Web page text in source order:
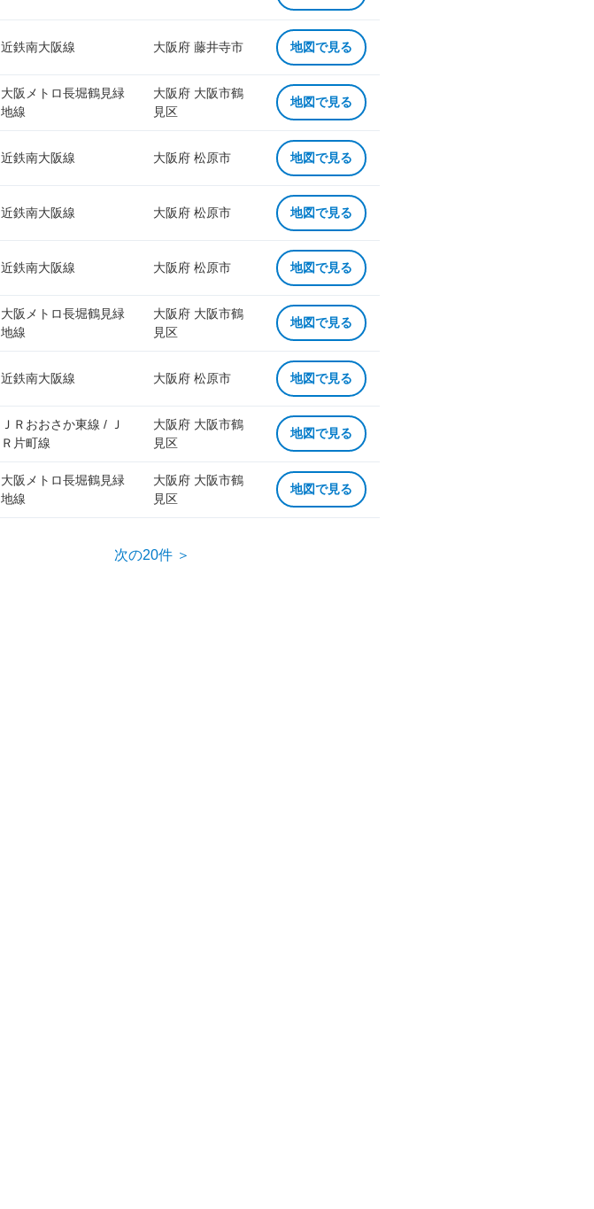
近鉄南大阪線 大阪府 藤井寺市 地図で見る
大阪メトロ長堀鶴見緑
地線
大阪府 大阪市鶴
見区
地図で見る
近鉄南大阪線 大阪府 松原市 地図で見る
近鉄南大阪線 大阪府 松原市 地図で見る
近鉄南大阪線 大阪府 松原市 地図で見る
大阪メトロ長堀鶴見緑
地線
大阪府 大阪市鶴
見区
地図で見る
近鉄南大阪線 大阪府 松原市 地図で見る
ＪＲおおさか東線 / Ｊ
Ｒ片町線
大阪府 大阪市鶴
見区
地図で見る
大阪メトロ長堀鶴見緑
地線
大阪府 大阪市鶴
見区
地図で見る
次の20件 ＞